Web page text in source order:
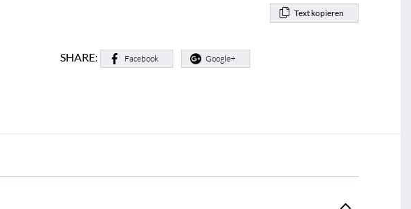
Text kopieren
SHARE: Facebook Google+